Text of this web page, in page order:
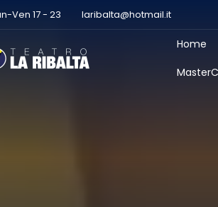
Ven 17 - 23 laribalta@hotmail.it
Home